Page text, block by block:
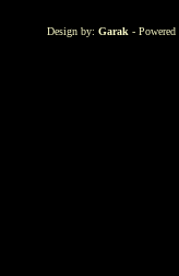
Design by: Garak -